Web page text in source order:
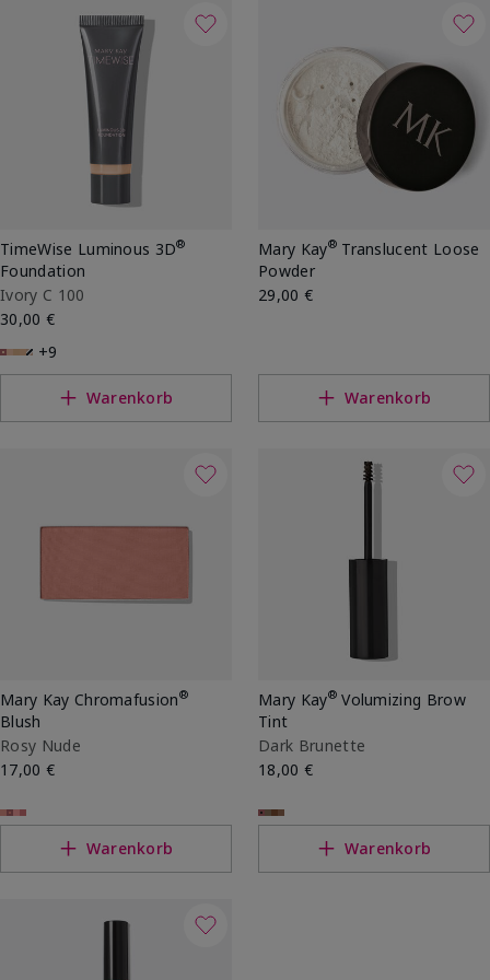
frische, sanft sonnengeküsste Look wird
inzwischen als moderner Beauty‑Klassiker gesehen.
TimeWise Luminous 3D®
Foundation
Ivory C 100
30,00 €
+9
Warenkorb
Mary Kay®Translucent Loose
Powder
29,00 €
Warenkorb
Mary Kay Chromafusion®
Blush
Rosy Nude
17,00 €
Warenkorb
Mary Kay®Volumizing Brow
Tint
Dark Brunette
18,00 €
Warenkorb